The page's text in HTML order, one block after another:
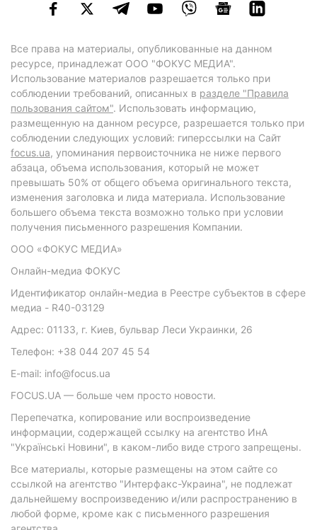
Все права на материалы, опубликованные на данном
ресурсе, принадлежат ООО "ФОКУС МЕДИА".
Использование материалов разрешается только при
соблюдении требований, описанных в разделе "Правила
пользования сайтом". Использовать информацию,
размещенную на данном ресурсе, разрешается только при
соблюдении следующих условий: гиперссылки на Сайт
focus.ua, упоминания первоисточника не ниже первого
абзаца, объема использования, который не может
превышать 50% от общего объема оригинального текста,
изменения заголовка и лида материала. Использование
большего объема текста возможно только при условии
получения письменного разрешения Компании.
ООО «ФОКУС МЕДИА»
Онлайн-медиа ФОКУС
Идентификатор онлайн-медиа в Реестре субъектов в сфере
медиа - R40-03129
Адрес: 01133, г. Киев, бульвар Леси Украинки, 26
Телефон: +38 044 207 45 54
E-mail: info@focus.ua
FOCUS.UA — больше чем просто новости.
Перепечатка, копирование или воспроизведение
информации, содержащей ссылку на агентство ИнА
"Українські Новини", в каком-либо виде строго запрещены.
Все материалы, которые размещены на этом сайте со
ссылкой на агентство "Интерфакс-Украина", не подлежат
дальнейшему воспроизведению и/или распространению в
любой форме, кроме как с письменного разрешения